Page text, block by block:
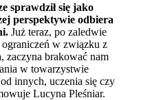
sprawdził się jako
perspektywie odbiera
Już teraz, po zaledwie
w związku z
zaczyna brakować nam
w towarzystwie
innych, uczenia się czy
Lucyna Pleśniar.